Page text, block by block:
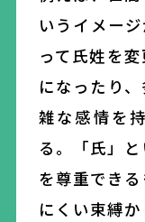
いうイメー
って氏姓を
になったり
雑な感情を
る。「氏」
を尊重でき
にくい束縛